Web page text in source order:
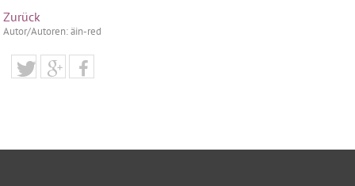
Zurück
Autor/Autoren: äin-red